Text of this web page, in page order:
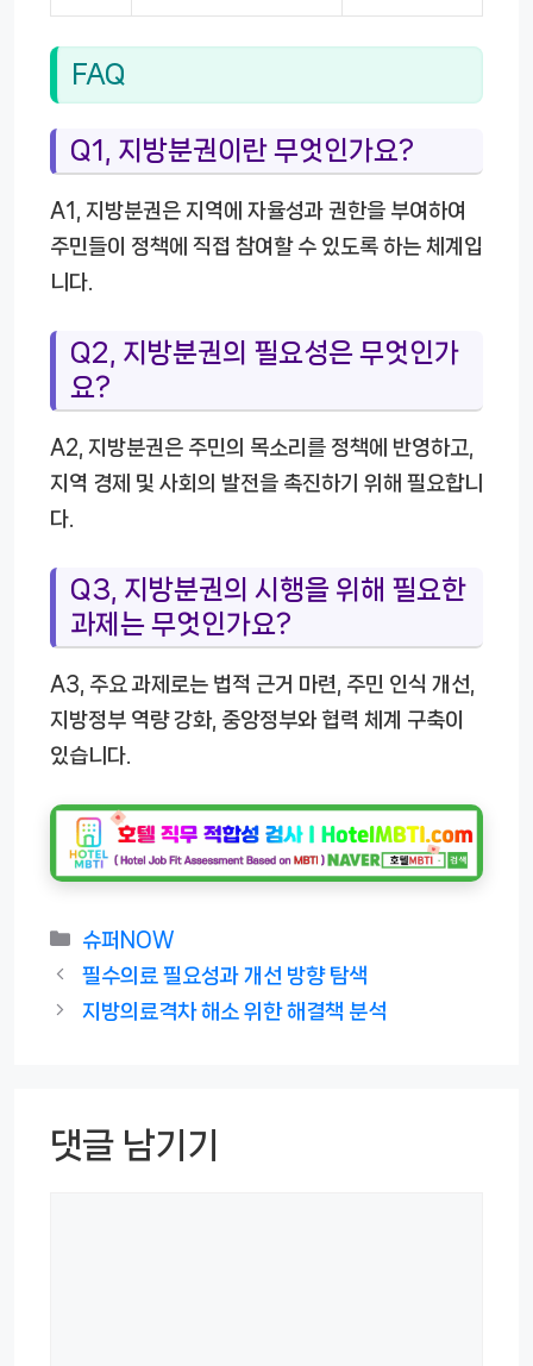
FAQ
Q1, 지방분권이란 무엇인가요?
A1, 지방분권은 지역에 자율성과 권한을 부여하여
주민들이 정책에 직접 참여할 수 있도록 하는 체계입
니다.
Q2, 지방분권의 필요성은 무엇인가
요?
A2, 지방분권은 주민의 목소리를 정책에 반영하고,
지역 경제 및 사회의 발전을 촉진하기 위해 필요합니
다.
Q3, 지방분권의 시행을 위해 필요한
과제는 무엇인가요?
A3, 주요 과제로는 법적 근거 마련, 주민 인식 개선,
지방정부 역량 강화, 중앙정부와 협력 체계 구축이
있습니다.
카
테
리
슈퍼NOW
필수의료 필요성과 개선 방향 탐색
지방의료격차 해소 위한 해결책 분석
댓글 남기기